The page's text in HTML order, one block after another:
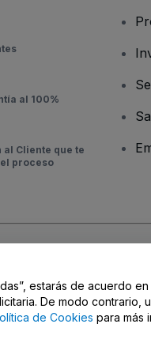
al 100%
al Cliente que te
proceso
ni tus opciones de
estarás de acuerdo
De modo contrario,
de Cookies para más